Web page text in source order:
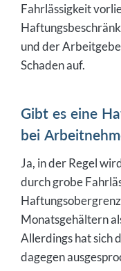
Fahrlässigkeit
und der
Schaden auf.
Gibt es eine
bei
Ja, in der Regel
durch grobe
Monatsgehältern
Allerdings hat sich
dagegen